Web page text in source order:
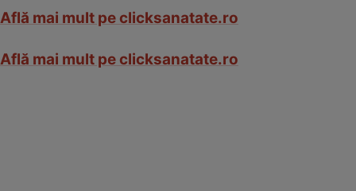
Află mai mult pe clicksanatate.ro
Află mai mult pe clicksanatate.ro